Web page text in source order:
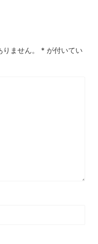
ません。 * が付いてい